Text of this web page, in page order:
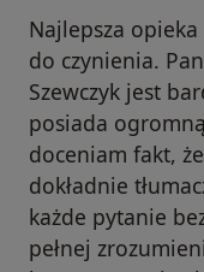
Najlepsza
do czynienia.
Szewczyk jest
posiada
doceniam fakt,
dokładnie
każde pytanie
pełnej